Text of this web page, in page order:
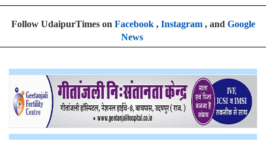
Follow UdaipurTimes on Facebook, Instagram, and Google
News